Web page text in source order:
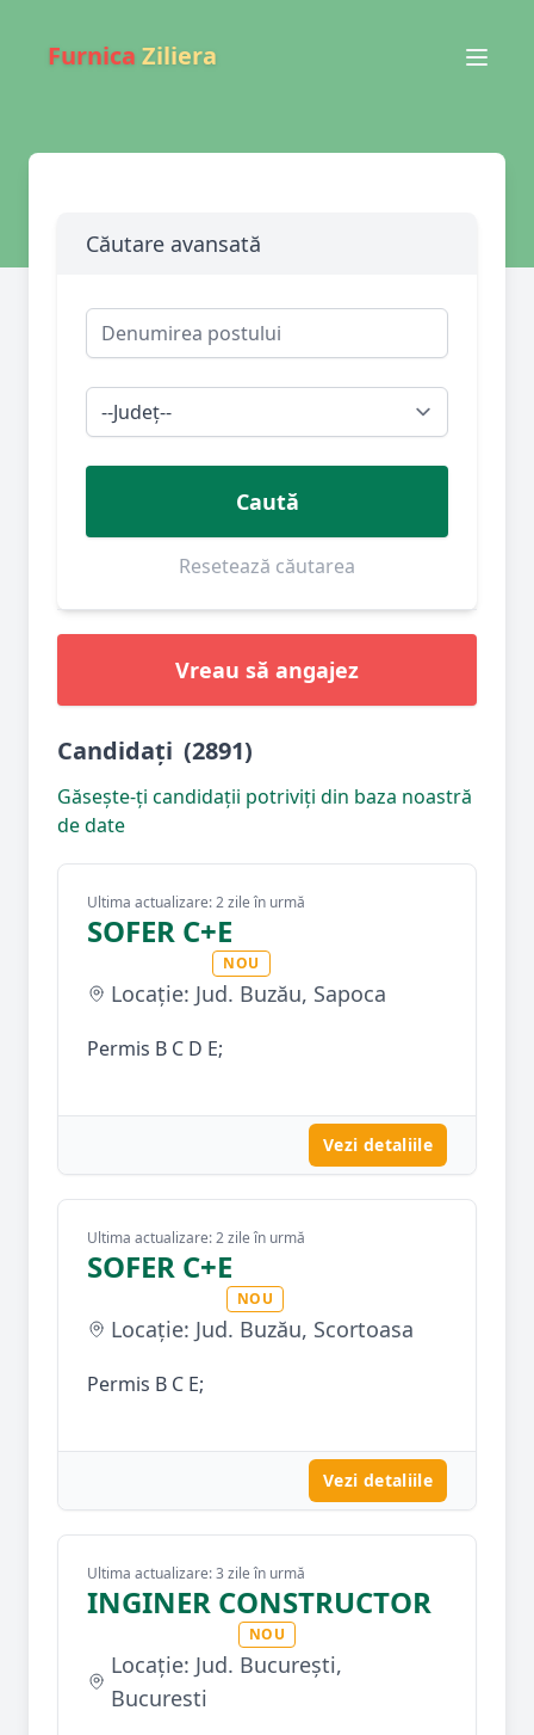
Furnica Ziliera
Căutare avansată
Caută
Resetează căutarea
Vreau să angajez
Candidați (2891)
Găsește-ți candidații potriviți din baza noastră
de date
Ultima actualizare: 2 zile în urmă
SOFER C+E
NOU
Locație: Jud. Buzău, Sapoca
Permis B C D E;
Vezi detaliile
Ultima actualizare: 2 zile în urmă
SOFER C+E
NOU
Locație: Jud. Buzău, Scortoasa
Permis B C E;
Vezi detaliile
Ultima actualizare: 3 zile în urmă
INGINER CONSTRUCTOR
NOU
Locație: Jud. București,
Bucuresti